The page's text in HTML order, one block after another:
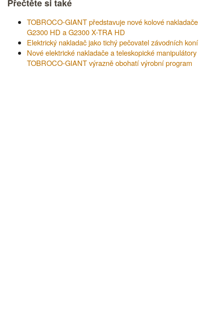
Přečtěte si také
TOBROCO-GIANT představuje nové kolové nakladače
G2300 HD a G2300 X-TRA HD
Elektrický nakladač jako tichý pečovatel závodních koní
Nové elektrické nakladače a teleskopické manipulátory
TOBROCO-GIANT výrazně obohatí výrobní program